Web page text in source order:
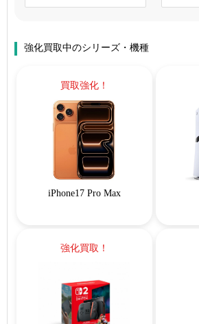
強化買取中のシリーズ・機種
買取強化！
iPhone17 Pro Max
強化買取！